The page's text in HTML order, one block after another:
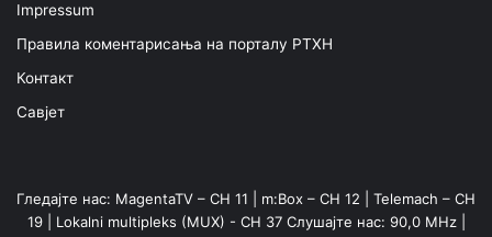
Impressum
Правила коментарисања на порталу РТХН
Контакт
Савјет
Гледајте нас: MagentaTV – CH 11 | m:Box – CH 12 | Telemach – CH
19 | Lokalni multipleks (MUX) - CH 37 Слушајте нас: 90,0 MHz |